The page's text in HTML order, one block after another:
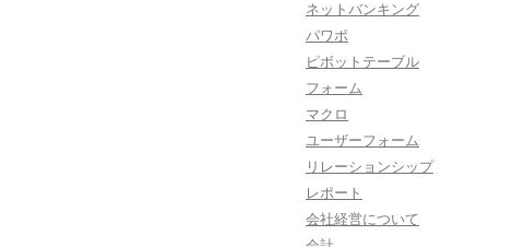
ネットバンキング
パワポ
ピボットテーブル
フォーム
マクロ
ユーザーフォーム
リレーションシップ
レポート
会社経営について